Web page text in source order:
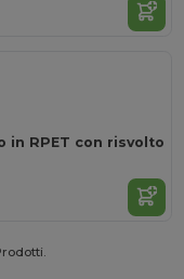
in RPET con risvolto